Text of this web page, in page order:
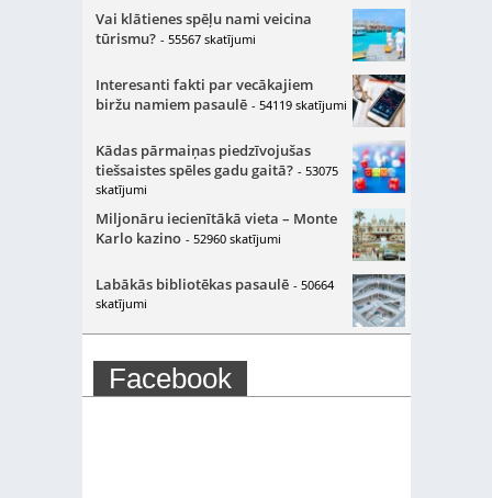
Vai klātienes spēļu nami veicina
tūrismu? - 55567 skatījumi
Interesanti fakti par vecākajiem
biržu namiem pasaulē - 54119 skatījumi
Kādas pārmaiņas piedzīvojušas
tiešsaistes spēles gadu gaitā? - 53075
skatījumi
Miljonāru iecienītākā vieta – Monte
Karlo kazino - 52960 skatījumi
Labākās bibliotēkas pasaulē - 50664
skatījumi
Facebook